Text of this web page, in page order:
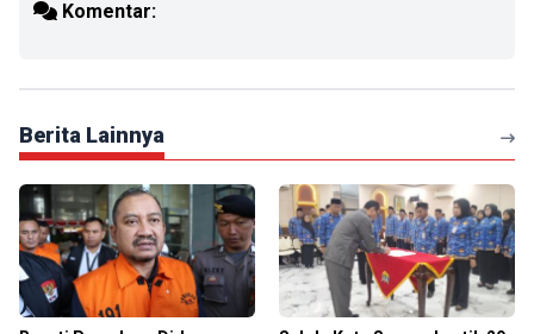
Komentar:
Berita Lainnya